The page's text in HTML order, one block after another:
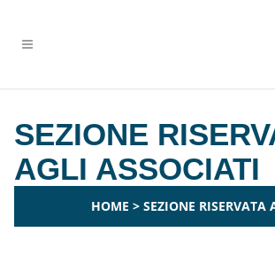
SEZIONE
AGLI ASSOCIATI
HOME > SEZIONE RISERVATA